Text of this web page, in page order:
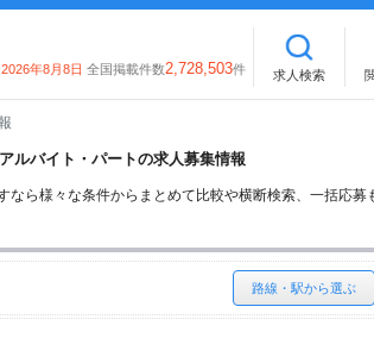
2026年8月8日 全国掲載件数2,728,503件 求人検索
ルバイト・パートの求人募集情報
ら様々な条件からまとめて比較や横断検索、一括応募
路線・駅から選ぶ